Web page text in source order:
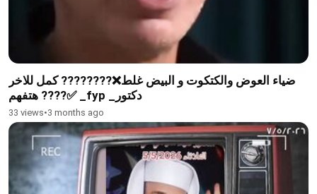
ضياء العوض والكتكوت و البيض غلط❌???????? كمل للاخر
هتفهم ????✅ _fyp _دكتور
33 views•3 months ago